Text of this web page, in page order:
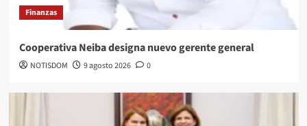
Finanzas
Cooperativa Neiba designa nuevo gerente general
NOTISDOM 9 agosto 2026 0